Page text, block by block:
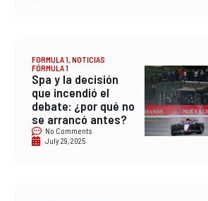
FORMULA 1, NOTICIAS
FÓRMULA 1
Spa y la decisión
que incendió el
debate: ¿por qué no
se arrancó antes?
No Comments
July 29, 2025